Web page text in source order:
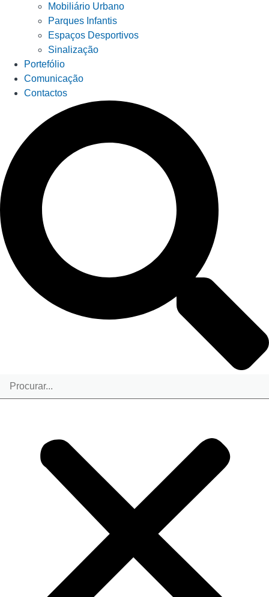
Mobiliário Urbano
Parques Infantis
Espaços Desportivos
Sinalização
Portefólio
Comunicação
Contactos